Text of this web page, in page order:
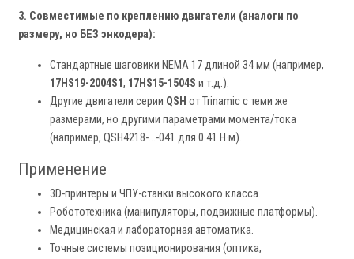
3. Совместимые по креплению двигатели (аналоги по
размеру, но БЕЗ энкодера):
Стандартные шаговики NEMA 17 длиной 34 мм (например,
17HS19-2004S1, 17HS15-1504S и т.д.).
Другие двигатели серии QSH от Trinamic с теми же
размерами, но другими параметрами момента/тока
(например, QSH4218-...-041 для 0.41 Н·м).
Применение
3D-принтеры и ЧПУ-станки высокого класса.
Робототехника (манипуляторы, подвижные платформы).
Медицинская и лабораторная автоматика.
Точные системы позиционирования (оптика,